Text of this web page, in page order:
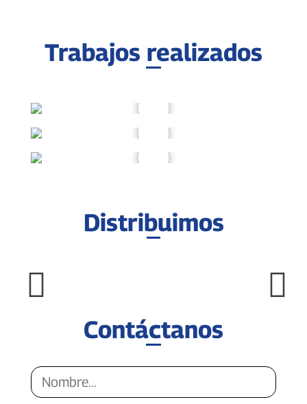
Trabajos realizados
Distribuimos
Contáctanos